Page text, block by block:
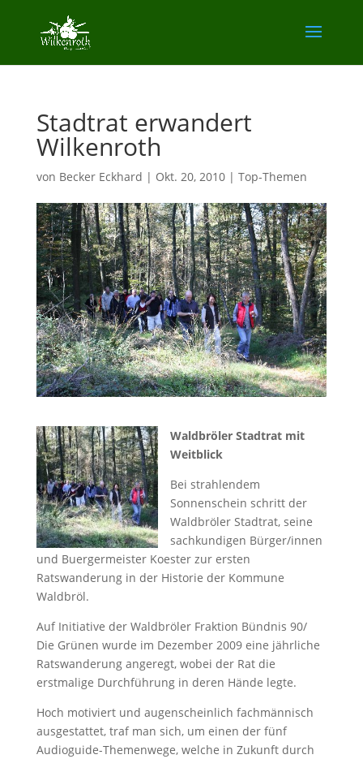
Stadtrat erwandert
Wilkenroth
von Becker Eckhard | Okt. 20, 2010| Top-Themen
Waldbröler Stadtrat mit
Weitblick
Bei strahlendem
Sonnenschein schritt der
Waldbröler Stadtrat, seine
sachkundigen Bürger/innen
und Buergermeister Koester zur ersten
Ratswanderung in der Historie der Kommune
Waldbröl.
Auf Initiative der Waldbröler Fraktion Bündnis 90/
Die Grünen wurde im Dezember 2009 eine jährliche
Ratswanderung angeregt, wobei der Rat die
erstmalige Durchführung in deren Hände legte.
Hoch motiviert und augenscheinlich fachmännisch
ausgestattet, traf man sich, um einen der fünf
Audioguide-Themenwege, welche in Zukunft durch